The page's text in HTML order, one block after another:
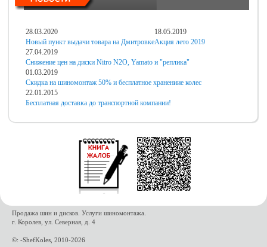
28.03.2020
Новый пункт выдачи товара на Дмитровке
18.05.2019
Акция лето 2019
27.04.2019
Снижение цен на диски Nitro N2O, Yamato и "реплика"
01.03.2019
Скидка на шиномонтаж 50% и бесплатное хранениие колес
22.01.2015
Бесплатная доставка до транспортной компании!
Продажа шин и дисков. Услуги шиномонтажа.
г. Королев, ул. Северная, д. 4
©: -ShefKoles, 2010-2026